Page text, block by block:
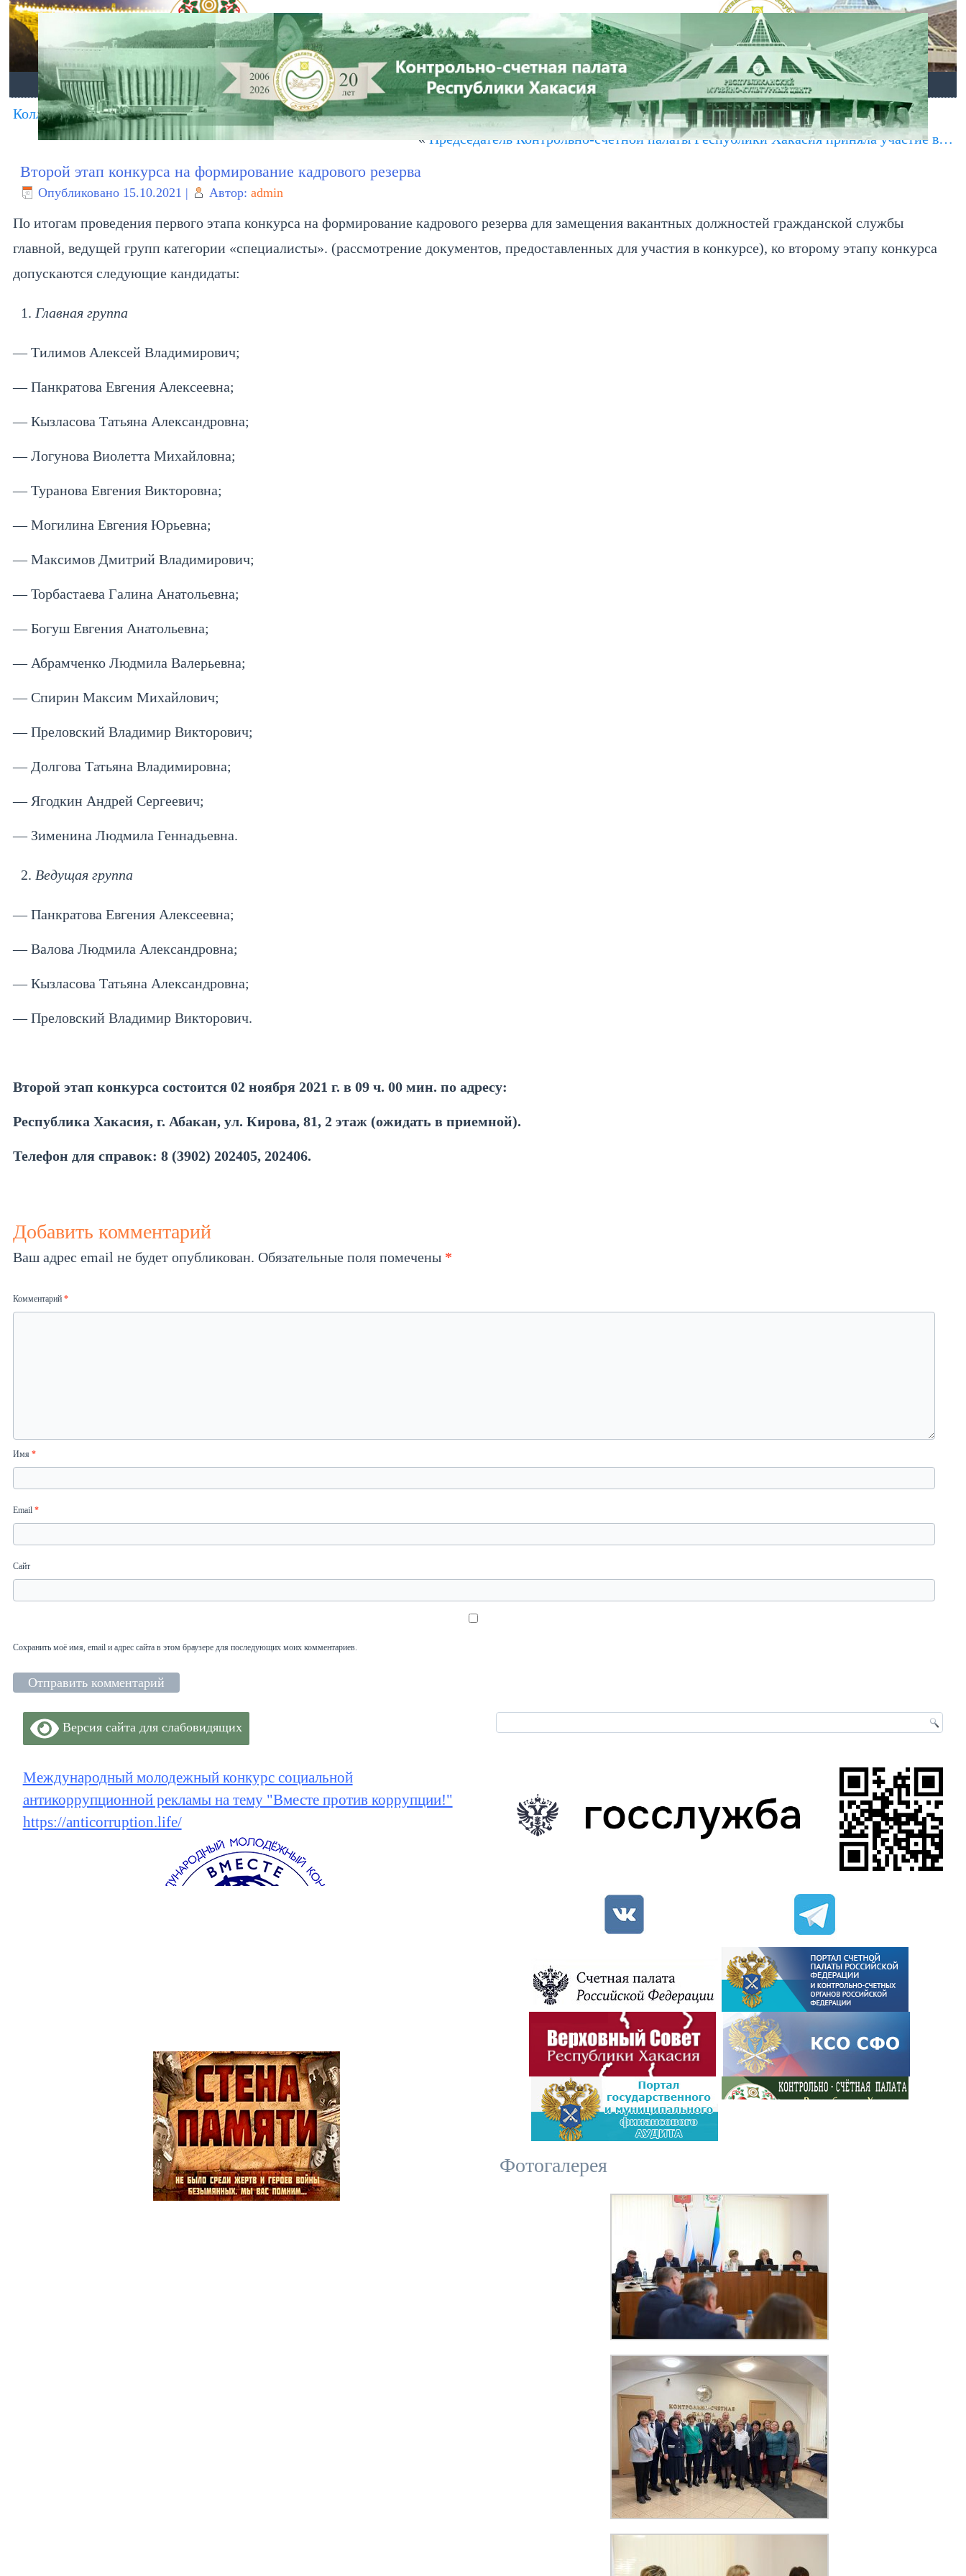
ГЛАВНАЯ О ПАЛАТЕ ДЕЯТЕЛЬНОСТЬ ПРЕСС-ЦЕНТР СОВЕТ КСО РХ КОНТАКТЫ ОТКРЫТЫЕ ДАННЫЕ КАРТА МЕНЮ
Коллегией Контрольно-счетной палаты Республики Хакасия рассмотрены результаты…»
«Председатель Контрольно-счетной палаты Республики Хакасия приняла участие в…
Второй этап конкурса на формирование кадрового резерва
Опубликовано 15.10.2021 | Автор: admin
По итогам проведения первого этапа конкурса на формирование кадрового резерва для замещения вакантных должностей гражданской службы
главной, ведущей групп категории «специалисты». (рассмотрение документов, предоставленных для участия в конкурсе), ко второму этапу конкурса
допускаются следующие кандидаты:
Главная группа
— Тилимов Алексей Владимирович;
— Панкратова Евгения Алексеевна;
— Кызласова Татьяна Александровна;
— Логунова Виолетта Михайловна;
— Туранова Евгения Викторовна;
— Могилина Евгения Юрьевна;
— Максимов Дмитрий Владимирович;
— Торбастаева Галина Анатольевна;
— Богуш Евгения Анатольевна;
— Абрамченко Людмила Валерьевна;
— Спирин Максим Михайлович;
— Преловский Владимир Викторович;
— Долгова Татьяна Владимировна;
— Ягодкин Андрей Сергеевич;
— Зименина Людмила Геннадьевна.
Ведущая группа
— Панкратова Евгения Алексеевна;
— Валова Людмила Александровна;
— Кызласова Татьяна Александровна;
— Преловский Владимир Викторович.
Второй этап конкурса состоится 02 ноября 2021 г. в 09 ч. 00 мин. по адресу:
Республика Хакасия, г. Абакан, ул. Кирова, 81, 2 этаж (ожидать в приемной).
Телефон для справок: 8 (3902) 202405, 202406.
Добавить комментарий
Ваш адрес email не будет опубликован. Обязательные поля помечены *
Комментарий*
Имя*
Email*
Сайт
Сохранить моё имя, email и адрес сайта в этом браузере для последующих моих комментариев.
Версия сайта для слабовидящих
Международный молодежный конкурс социальной
антикоррупционной рекламы на тему "Вместе против коррупции!"
https://anticorruption.life/
Фотогалерея